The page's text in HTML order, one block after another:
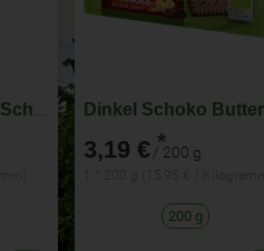
Coconut & Cream Schokoriegel
3,19 € *
/ 200 g
200 g